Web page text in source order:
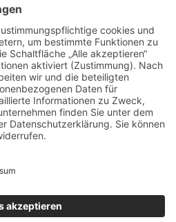
im Haus- und Wohnungsbau
Anlagen und Betriebsmittel
elektrischer Betriebsmittel
und Flurförderzeugen